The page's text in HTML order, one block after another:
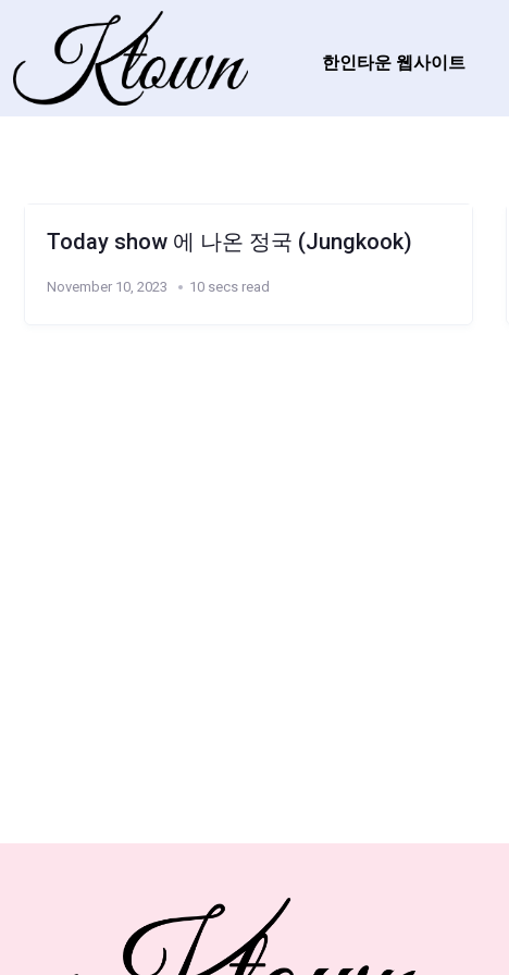
한인타운 웹사이트
Today show 에 나온 정국 (Jungkook)
November 10, 2023 10 secs read